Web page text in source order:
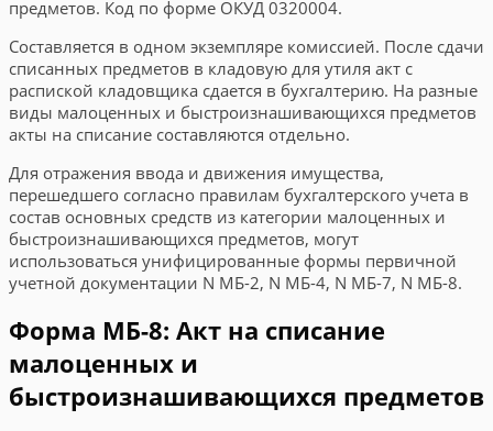
предметов. Код по форме ОКУД 0320004.
Составляется в одном экземпляре комиссией. После сдачи
списанных предметов в кладовую для утиля акт с
распиской кладовщика сдается в бухгалтерию. На разные
виды малоценных и быстроизнашивающихся предметов
акты на списание составляются отдельно.
Для отражения ввода и движения имущества,
перешедшего согласно правилам бухгалтерского учета в
состав основных средств из категории малоценных и
быстроизнашивающихся предметов, могут
использоваться унифицированные формы первичной
учетной документации N МБ-2, N МБ-4, N МБ-7, N МБ-8.
Форма МБ-8: Акт на списание
малоценных и
быстроизнашивающихся предметов